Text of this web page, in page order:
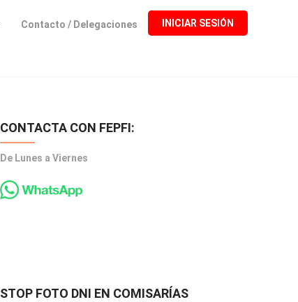
Contacto / Delegaciones INICIAR SESIÓN
CONTACTA CON FEPFI:
De Lunes a Viernes
STOP FOTO DNI EN COMISARÍAS